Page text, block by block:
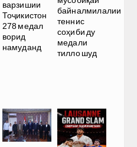
варзишии
Тоҷикистон
278 медал
ворид
намуданд
байналмилалии
теннис
соҳиби ду
медали
тилло шуд